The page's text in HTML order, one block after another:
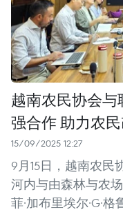
越南农民协会
强合作 助力农
15/09/2025 12:27
9月15日，越南农民
河内与由森林与农
菲·加布里埃尔·G·